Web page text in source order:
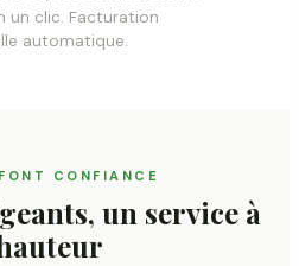
un clic. Facturation
automatique.
CONFIANCE
un service à